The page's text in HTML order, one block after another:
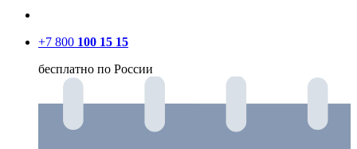
+7 800 100 15 15
бесплатно по России